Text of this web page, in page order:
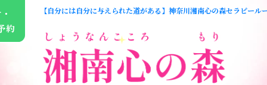
約
【自分には自分に与えられた道がある】神奈川湘南心の森セラピー